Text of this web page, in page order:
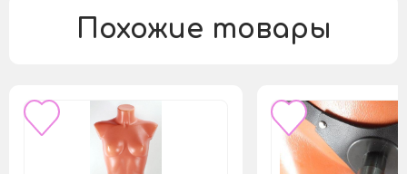
Похожие товары